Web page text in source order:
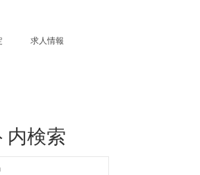
求人情報
内検索